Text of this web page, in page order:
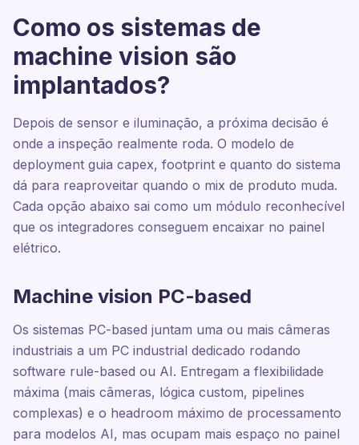
Como os sistemas de
machine vision são
implantados?
Depois de sensor e iluminação, a próxima decisão é
onde a inspeção realmente roda. O modelo de
deployment guia capex, footprint e quanto do sistema
dá para reaproveitar quando o mix de produto muda.
Cada opção abaixo sai como um módulo reconhecível
que os integradores conseguem encaixar no painel
elétrico.
Machine vision PC-based
Os sistemas PC-based juntam uma ou mais câmeras
industriais a um PC industrial dedicado rodando
software rule-based ou AI. Entregam a flexibilidade
máxima (mais câmeras, lógica custom, pipelines
complexas) e o headroom máximo de processamento
para modelos AI, mas ocupam mais espaço no painel